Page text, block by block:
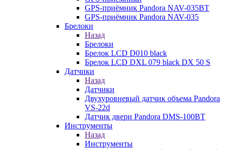
GPS-приёмник Pandora NAV-035BT
GPS-приёмник Pandora NAV-035
Брелоки
Назад
Брелоки
Брелок LCD D010 black
Брелок LCD DXL 079 black DX 50 S
Датчики
Назад
Датчики
Двухуровневый датчик объема Pandora
VS-22d
Датчик двери Pandora DMS-100BT
Инструменты
Назад
Инструменты